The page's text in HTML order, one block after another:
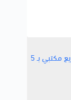
DH-PFS3005-5ET-L – سويتش إيثرنت سريع مكتبي بـ 5